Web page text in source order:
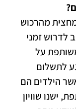
מהרכוש
לדרוש זמני
על
לתשלום
החל מיולי 2017, כאשר הילדים הם
ישנו שוויון